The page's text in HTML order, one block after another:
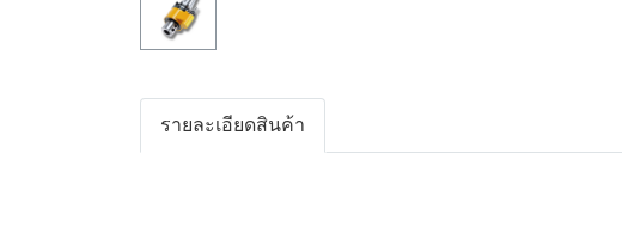
รายละเอียดสินค้า